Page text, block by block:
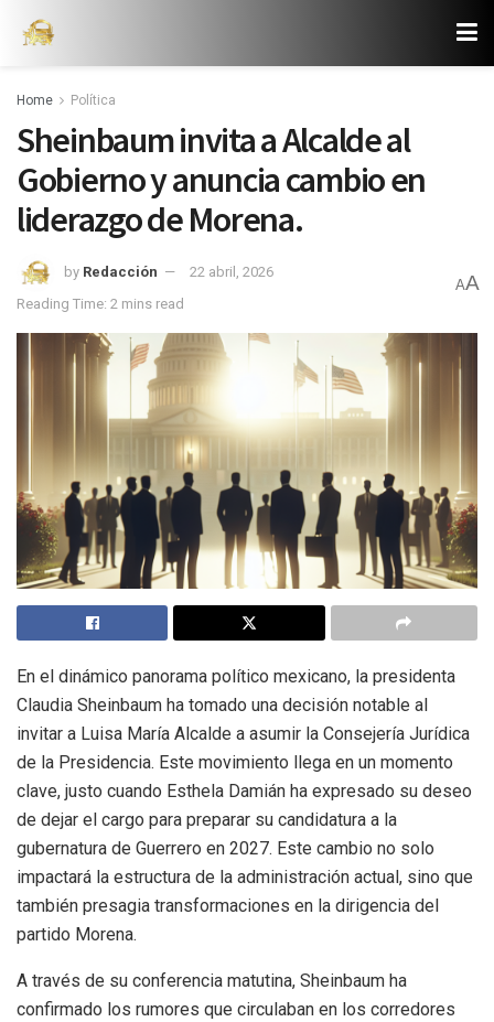
Home Política
Sheinbaum invita a Alcalde al
Gobierno y anuncia cambio en
liderazgo de Morena.
by Redacción
22 abril, 2026
Reading Time: 2 mins read
AA
En el dinámico panorama político mexicano, la presidenta
Claudia Sheinbaum ha tomado una decisión notable al
invitar a Luisa María Alcalde a asumir la Consejería Jurídica
de la Presidencia. Este movimiento llega en un momento
clave, justo cuando Esthela Damián ha expresado su deseo
de dejar el cargo para preparar su candidatura a la
gubernatura de Guerrero en 2027. Este cambio no solo
impactará la estructura de la administración actual, sino que
también presagia transformaciones en la dirigencia del
partido Morena.
A través de su conferencia matutina, Sheinbaum ha
confirmado los rumores que circulaban en los corredores